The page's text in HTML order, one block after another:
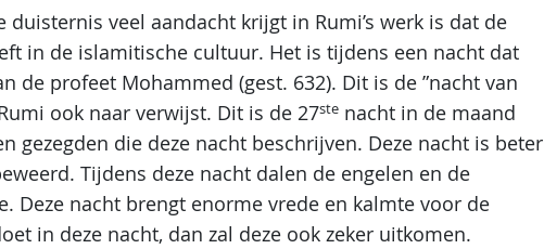
duisternis veel aandacht krijgt in Rumi’s werk is dat de
in de islamitische cultuur. Het is tijdens een nacht dat
de profeet Mohammed (gest. 632). Dit is de ”nacht van
ook naar verwijst. Dit is de 27ste nacht in de maand
gezegden die deze nacht beschrijven. Deze nacht is beter
Tijdens deze nacht dalen de engelen en de
Deze nacht brengt enorme vrede en kalmte voor de
in deze nacht, dan zal deze ook zeker uitkomen.